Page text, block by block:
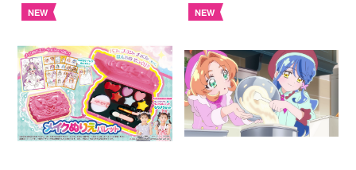
NEW NEW